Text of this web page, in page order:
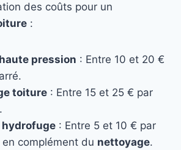
des coûts pour un
:
pression : Entre 10 et 20 €
toiture : Entre 15 et 25 € par
: Entre 5 et 10 € par
complément du nettoyage.